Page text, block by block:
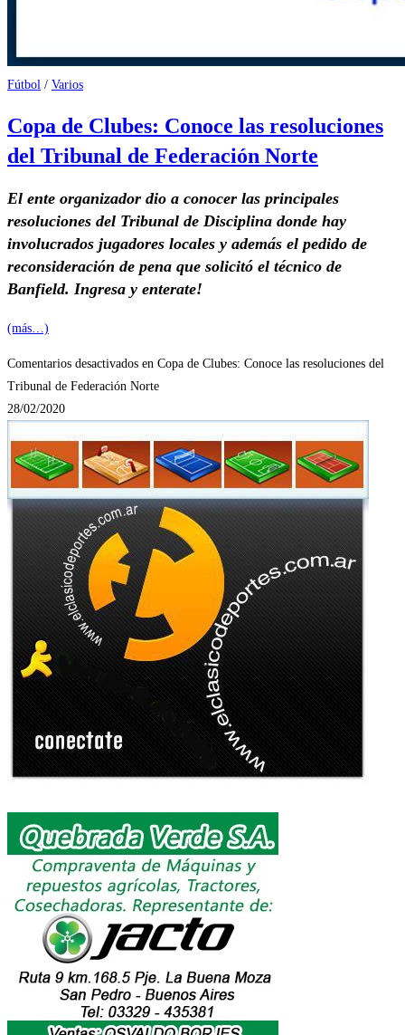
Fútbol / Varios
Copa de Clubes: Conoce las resoluciones
del Tribunal de Federación Norte
El ente organizador dio a conocer las principales
resoluciones del Tribunal de Disciplina donde hay
involucrados jugadores locales y además el pedido de
reconsideración de pena que solicitó el técnico de
Banfield. Ingresa y enterate!
(más…)
Comentarios desactivados en Copa de Clubes: Conoce las resoluciones del
Tribunal de Federación Norte
28/02/2020